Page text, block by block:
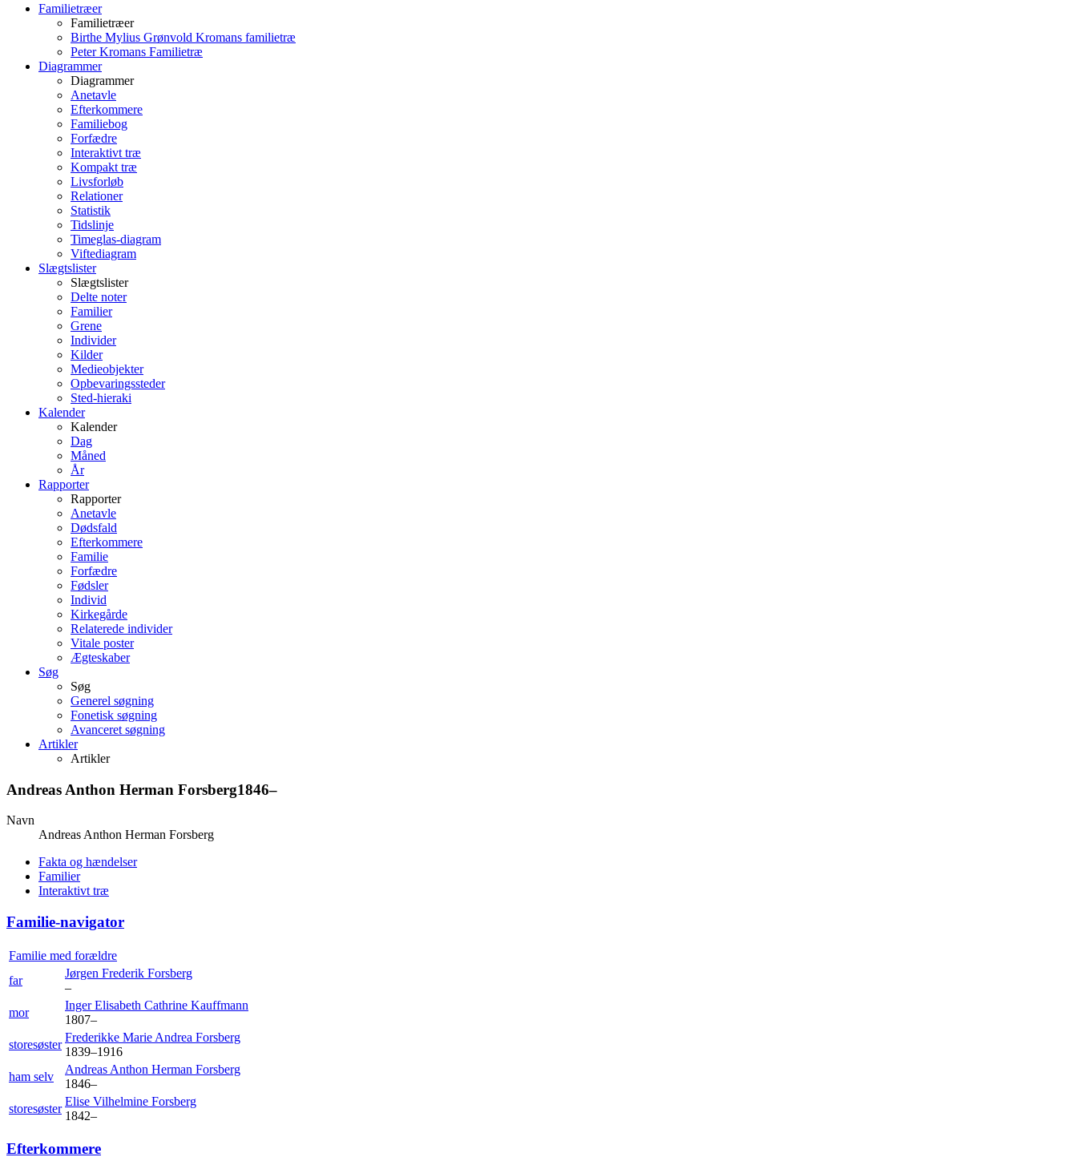
Familietræer
Familietræer
Birthe Mylius Grønvold Kromans familietræ
Peter Kromans Familietræ
Diagrammer
Diagrammer
Anetavle
Efterkommere
Familiebog
Forfædre
Interaktivt træ
Kompakt træ
Livsforløb
Relationer
Statistik
Tidslinje
Timeglas-diagram
Viftediagram
Slægtslister
Slægtslister
Delte noter
Familier
Grene
Individer
Kilder
Medieobjekter
Opbevaringssteder
Sted-hieraki
Kalender
Kalender
Dag
Måned
År
Rapporter
Rapporter
Anetavle
Dødsfald
Efterkommere
Familie
Forfædre
Fødsler
Individ
Kirkegårde
Relaterede individer
Vitale poster
Ægteskaber
Søg
Søg
Generel søgning
Fonetisk søgning
Avanceret søgning
Artikler
Artikler
Andreas Anthon Herman Forsberg1846–
Navn
Andreas Anthon Herman Forsberg
Fakta og hændelser
Familier
Interaktivt træ
Familie-navigator
Familie med forældre
far
Jørgen Frederik Forsberg
–
mor
Inger Elisabeth Cathrine Kauffmann
1807–
storesøster
Frederikke Marie Andrea Forsberg
1839–1916
ham selv
Andreas Anthon Herman Forsberg
1846–
storesøster
Elise Vilhelmine Forsberg
1842–
Efterkommere